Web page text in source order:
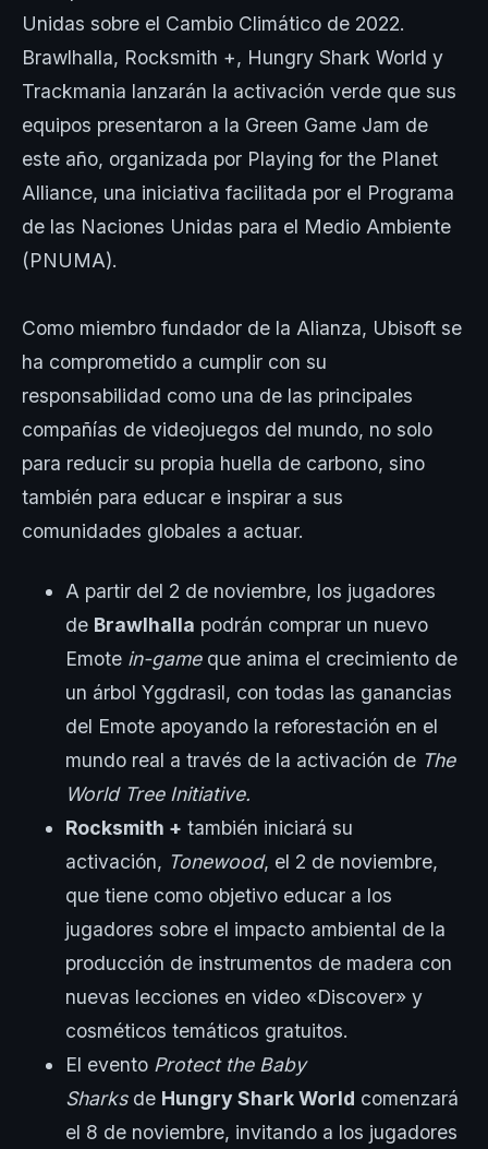
Unidas sobre el Cambio Climático de 2022.
Brawlhalla, Rocksmith +, Hungry Shark World y
Trackmania lanzarán la activación verde que sus
equipos presentaron a la Green Game Jam de
este año, organizada por Playing for the Planet
Alliance, una iniciativa facilitada por el Programa
de las Naciones Unidas para el Medio Ambiente
(PNUMA).
Como miembro fundador de la Alianza, Ubisoft se
ha comprometido a cumplir con su
responsabilidad como una de las principales
compañías de videojuegos del mundo, no solo
para reducir su propia huella de carbono, sino
también para educar e inspirar a sus
comunidades globales a actuar.
A partir del 2 de noviembre, los jugadores
de Brawlhalla podrán comprar un nuevo
Emote in-gameque anima el crecimiento de
un árbol Yggdrasil, con todas las ganancias
del Emote apoyando la reforestación en el
mundo real a través de la activación de The
World Tree Initiative.
Rocksmith + también iniciará su
activación, Tonewood, el 2 de noviembre,
que tiene como objetivo educar a los
jugadores sobre el impacto ambiental de la
producción de instrumentos de madera con
nuevas lecciones en video «Discover» y
cosméticos temáticos gratuitos.
El evento Protect the Baby
Sharksde Hungry Shark World comenzará
el 8 de noviembre, invitando a los jugadores